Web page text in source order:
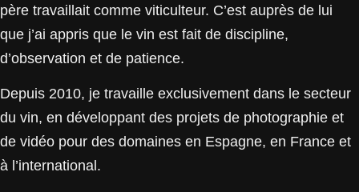
père travaillait comme viticulteur. C’est auprès de lui
que j’ai appris que le vin est fait de discipline,
d’observation et de patience.
Depuis 2010, je travaille exclusivement dans le secteur
du vin, en développant des projets de photographie et
de vidéo pour des domaines en Espagne, en France et
à l’international.